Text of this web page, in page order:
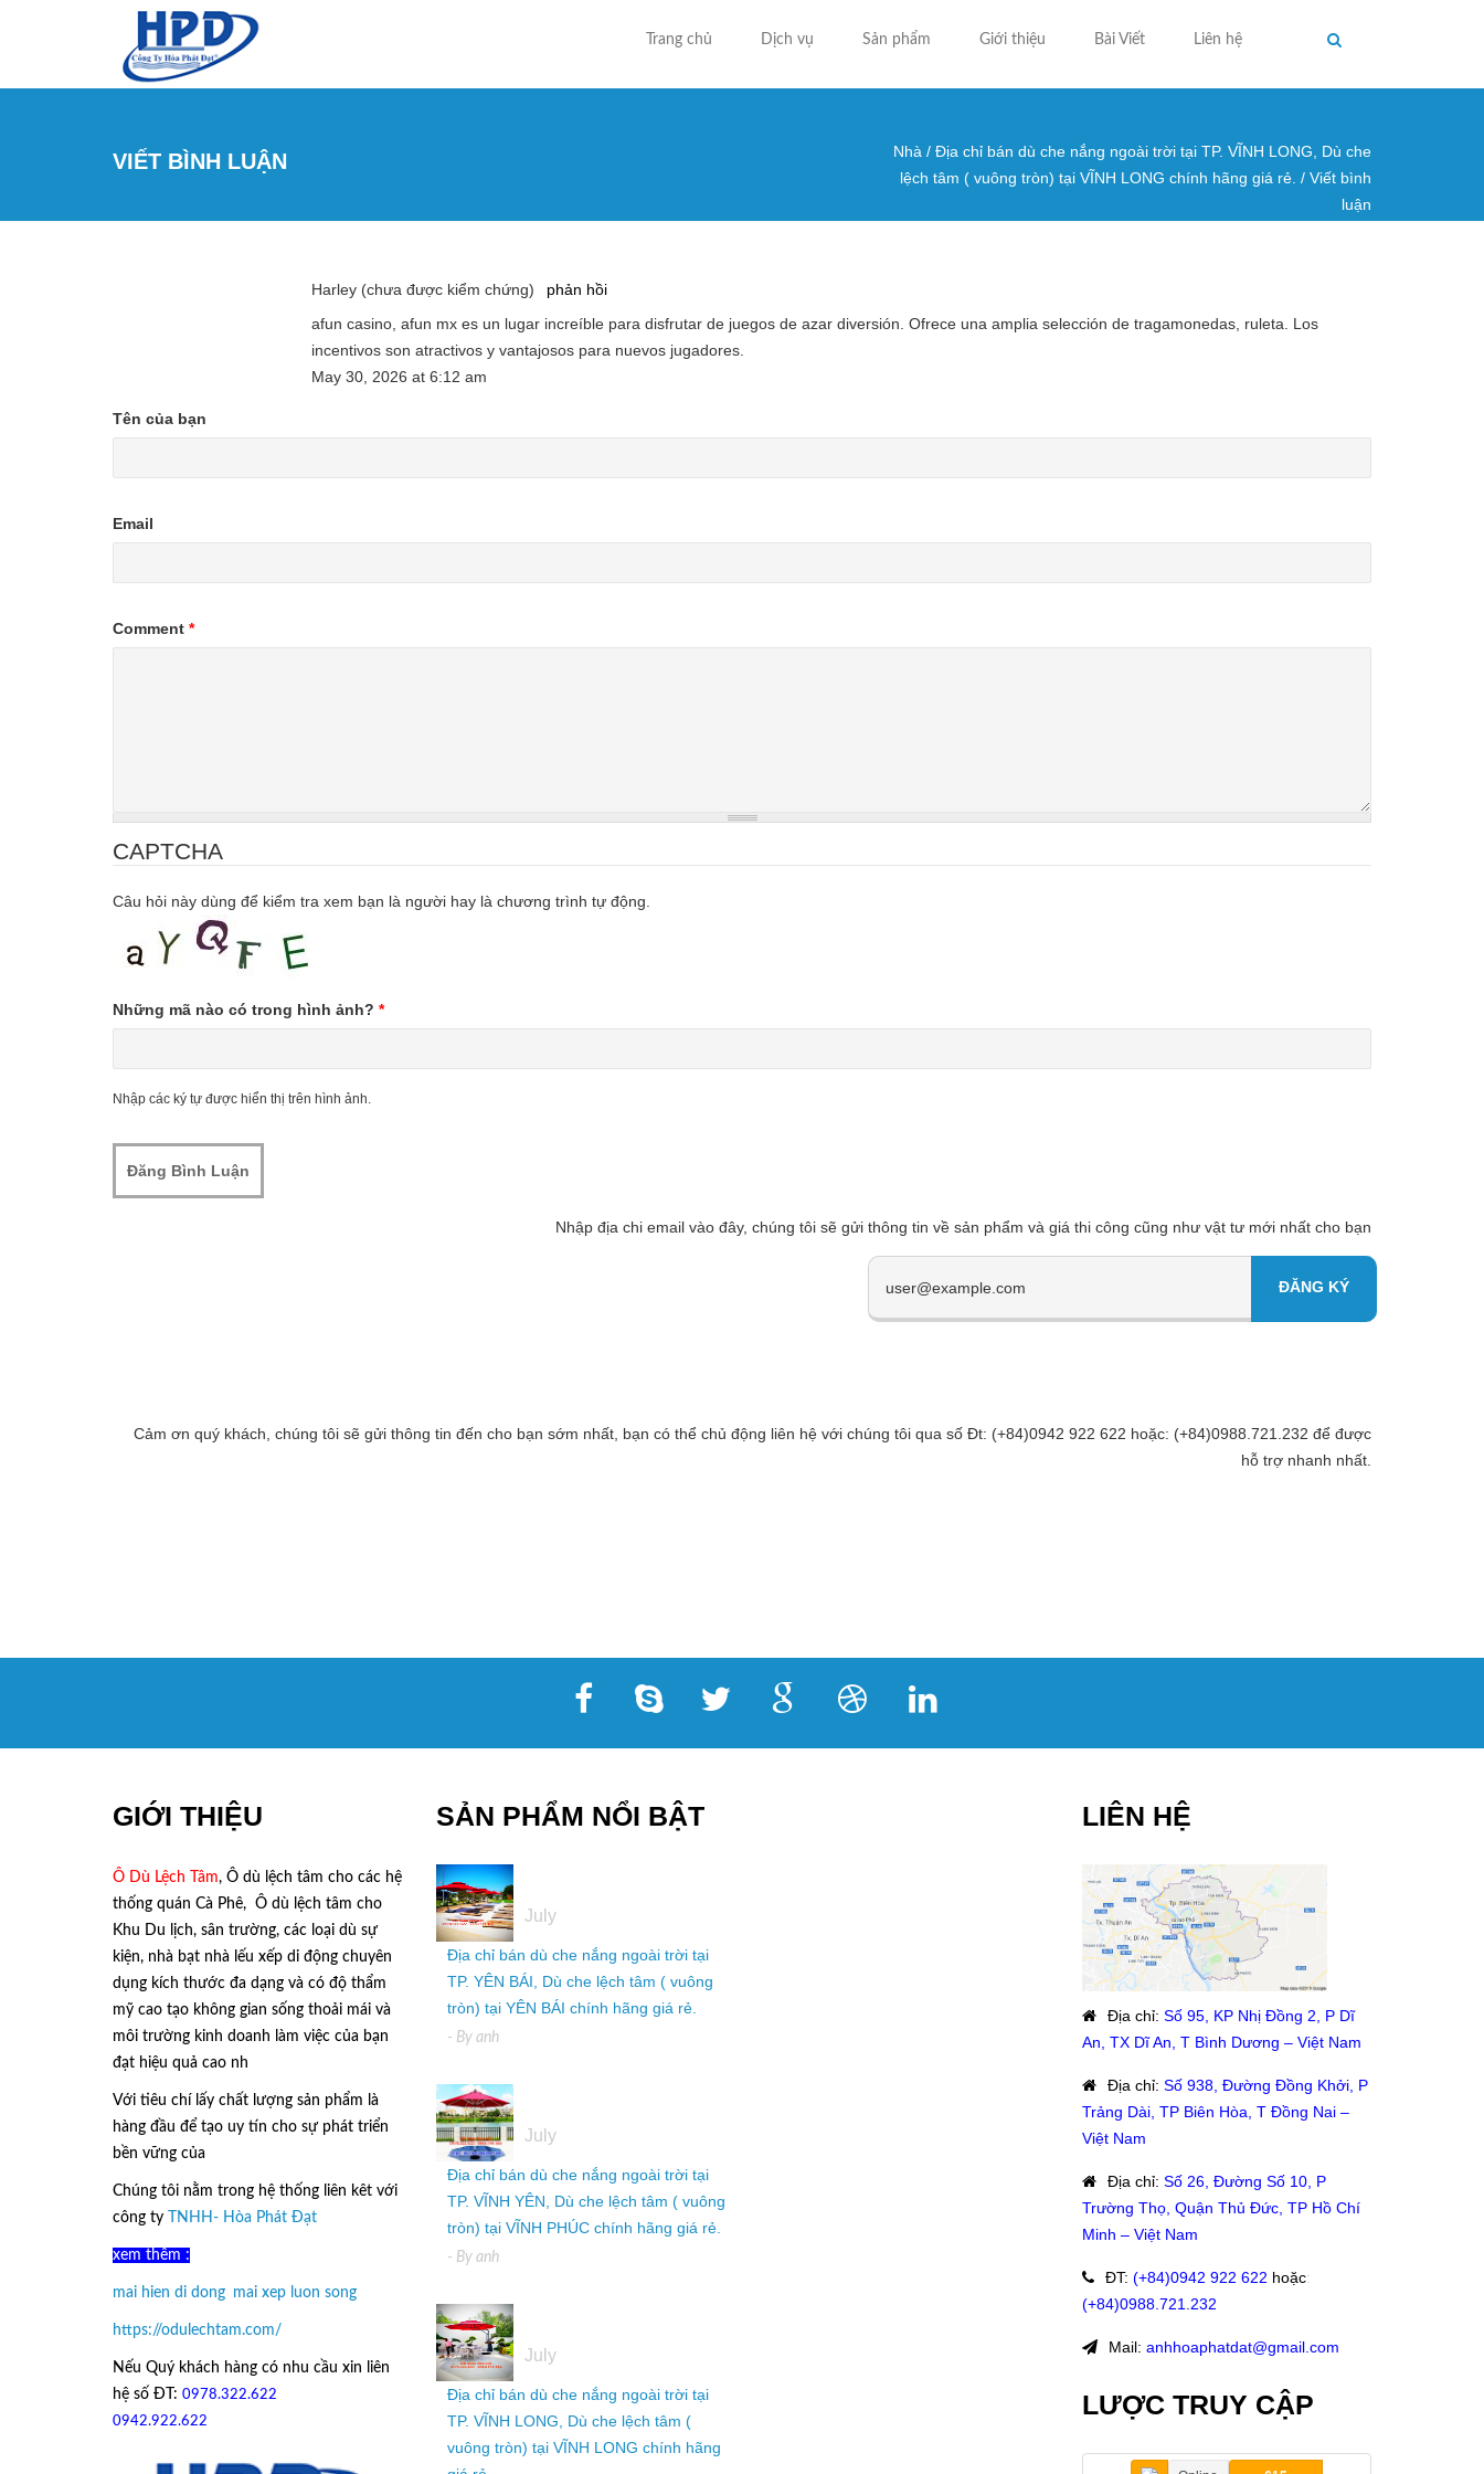
Trang chủ Dịch vụ Sản phẩm Giới thiệu Bài Viết Liên hệ
VIẾT BÌNH LUẬN Bạn đang ở đây
Nhà / Địa chỉ bán dù che nắng ngoài trời tại TP. VĨNH LONG, Dù che
lệch tâm ( vuông tròn) tại VĨNH LONG chính hãng giá rẻ. / Viết bình
luận
Harley (chưa được kiểm chứng)
phản hồi
afun casino, afun mx es un lugar increíble para disfrutar de juegos de azar diversión. Ofrece una amplia selección de tragamonedas, ruleta. Los
incentivos son atractivos y vantajosos para nuevos jugadores.
May 30, 2026 at 6:12 am
Tên của bạn
Email
Comment *
CAPTCHA
Câu hỏi này dùng để kiểm tra xem bạn là người hay là chương trình tự động.
Những mã nào có trong hình ảnh? *
Nhập các ký tự được hiển thị trên hình ảnh.
Nhập địa chi email vào đây, chúng tôi sẽ gửi thông tin về sản phẩm và giá thi công cũng như vật tư mới nhất cho bạn
Cảm ơn quý khách, chúng tôi sẽ gửi thông tin đến cho bạn sớm nhất, bạn có thể chủ động liên hệ với chúng tôi qua số Đt: (+84)0942 922 622 hoặc: (+84)0988.721.232 để được
hỗ trợ nhanh nhất.
GIỚI THIỆU
Ô Dù Lệch Tâm, Ô dù lệch tâm cho các hệ
thống quán Cà Phê, Ô dù lệch tâm cho
Khu Du lịch, sân trường, các loại dù sự
kiện, nhà bạt nhà lếu xếp di động chuyên
dụng kích thước đa dạng và có độ thẩm
mỹ cao tạo không gian sống thoải mái và
môi trường kinh doanh làm việc của bạn
đạt hiệu quả cao nh
Với tiêu chí lấy chất lượng sản phẩm là
hàng đầu để tạo uy tín cho sự phát triển
bền vững của
Chúng tôi nằm trong hệ thống liên kêt với
công ty TNHH- Hòa Phát Đạt
xem thêm :
mai hien di dong mai xep luon song
https://odulechtam.com/
Nếu Quý khách hàng có nhu cầu xin liên
hệ số ĐT: 0978.322.622
0942.922.622
SẢN PHẨM NỔI BẬT
July
Địa chỉ bán dù che nắng ngoài trời tại
TP. YÊN BÁI, Dù che lệch tâm ( vuông
tròn) tại YÊN BÁI chính hãng giá rẻ.
- By anh
July
Địa chỉ bán dù che nắng ngoài trời tại
TP. VĨNH YÊN, Dù che lệch tâm ( vuông
tròn) tại VĨNH PHÚC chính hãng giá rẻ.
- By anh
July
Địa chỉ bán dù che nắng ngoài trời tại
TP. VĨNH LONG, Dù che lệch tâm (
vuông tròn) tại VĨNH LONG chính hãng
LIÊN HỆ
Địa chỉ: Số 95, KP Nhị Đồng 2, P Dĩ
An, TX Dĩ An, T Bình Dương – Việt Nam
Địa chỉ: Số 938, Đường Đồng Khởi, P
Trảng Dài, TP Biên Hòa, T Đồng Nai –
Việt Nam
Địa chỉ: Số 26, Đường Số 10, P
Trường Thọ, Quận Thủ Đức, TP Hồ Chí
Minh – Việt Nam
ĐT: (+84)0942 922 622 hoặc:
(+84)0988.721.232
Mail: anhhoaphatdat@gmail.com
LƯỢC TRUY CẬP